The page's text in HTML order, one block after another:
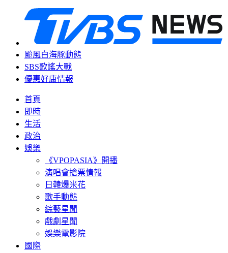
颱風白海豚動態
SBS歌謠大戰
優惠好康情報
首頁
即時
生活
政治
娛樂
《VPOPASIA》開播
演唱會搶票情報
日韓爆米花
歌手動態
綜藝星聞
戲劇星聞
娛樂電影院
國際